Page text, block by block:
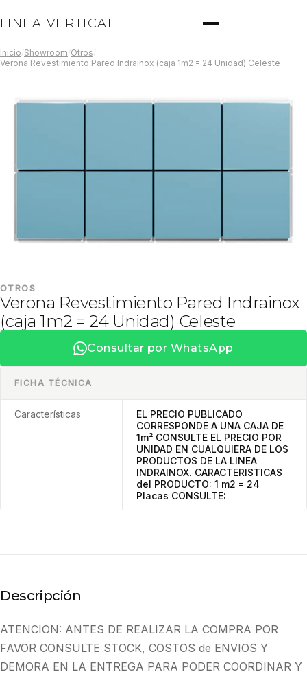
LINEA VERTICAL
Inicio Showroom Otros
Verona Revestimiento Pared Indrainox (caja 1m2 = 24 Unidad) Celeste
OTROS
Verona Revestimiento Pared Indrainox
(caja 1m2 = 24 Unidad) Celeste
Consultar por WhatsApp
FICHA TÉCNICA
Características
EL PRECIO PUBLICADO
CORRESPONDE A UNA CAJA DE
1m² CONSULTE EL PRECIO POR
UNIDAD EN CUALQUIERA DE LOS
PRODUCTOS DE LA LINEA
INDRAINOX. CARACTERISTICAS
del PRODUCTO: 1 m2 = 24
Placas CONSULTE:
Descripción
ATENCION: ANTES DE REALIZAR LA COMPRA POR
FAVOR CONSULTE STOCK, COSTOS de ENVIOS Y
DEMORA EN LA ENTREGA PARA PODER COORDINAR Y